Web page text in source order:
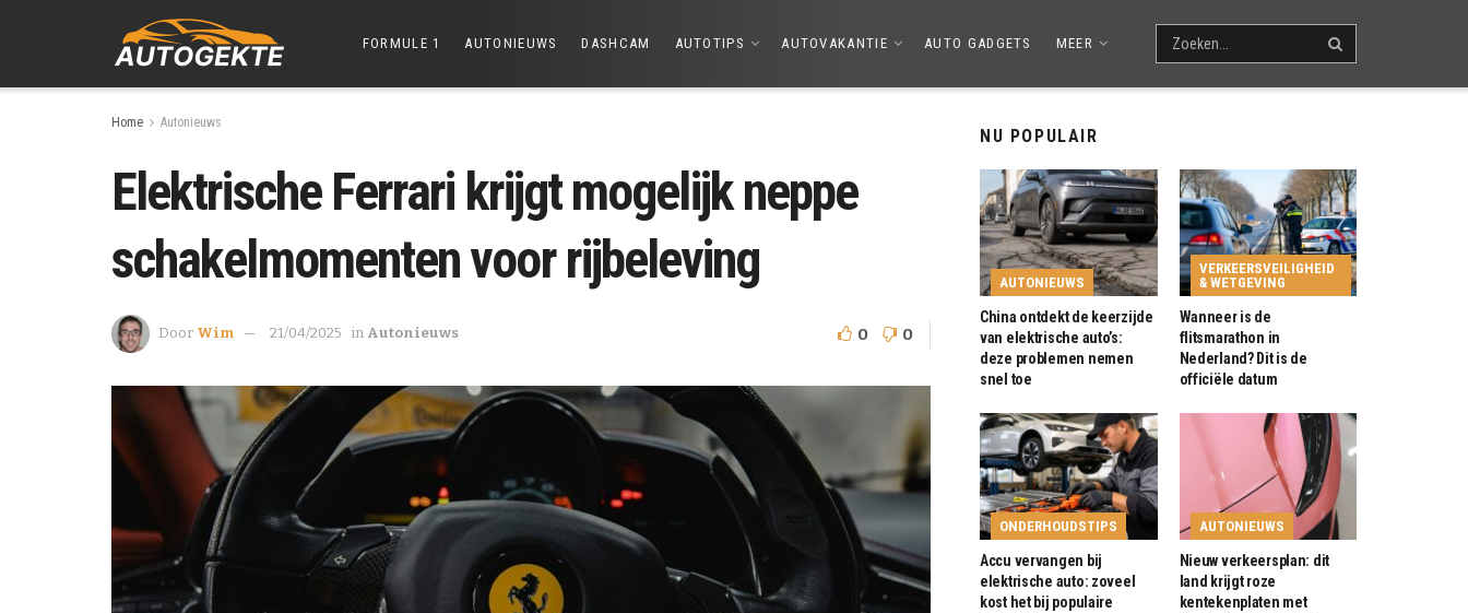
FORMULE 1 AUTONIEUWS DASHCAM AUTOTIPS AUTOVAKANTIE AUTO GADGETS MEER
Home Autonieuws
Elektrische Ferrari krijgt mogelijk neppe
schakelmomenten voor rijbeleving
Door Wim 21/04/2025 in Autonieuws 0 0
NU POPULAIR
AUTONIEUWS
China ontdekt de keerzijde
van elektrische auto’s:
deze problemen nemen
snel toe
VERKEERSVEILIGHEID
& WETGEVING
Wanneer is de
flitsmarathon in
Nederland? Dit is de
officiële datum
ONDERHOUDSTIPS
Accu vervangen bij
elektrische auto: zoveel
kost het bij populaire
AUTONIEUWS
Nieuw verkeersplan: dit
land krijgt roze
kentekenplaten met